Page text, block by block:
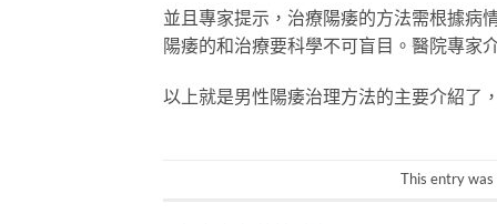
並且專家提示，治療陽痿的方法需根據病
陽痿的和治療要科學不可盲目。醫院專家
以上就是男性陽痿治理方法的主要介紹了
This entry was